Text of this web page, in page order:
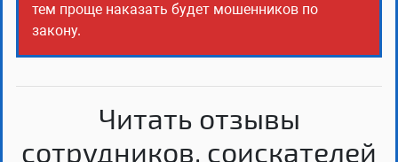
тем проще наказать будет мошенников по
закону.
Читать отзывы
сотрудников, соискателей